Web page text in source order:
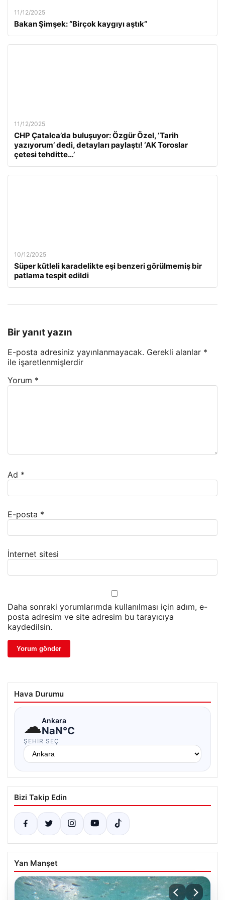
11/12/2025
Bakan Şimşek: “Birçok kaygıyı aştık”
11/12/2025
CHP Çatalca’da buluşuyor: Özgür Özel, ‘Tarih
yazıyorum’ dedi, detayları paylaştı! ‘AK Toroslar
çetesi tehditte…’
10/12/2025
Süper kütleli karadelikte eşi benzeri görülmemiş bir
patlama tespit edildi
Bir yanıt yazın
E-posta adresiniz yayınlanmayacak. Gerekli alanlar *
ile işaretlenmişlerdir
Yorum *
Ad *
E-posta *
İnternet sitesi
Daha sonraki yorumlarımda kullanılması için adım, e-
posta adresim ve site adresim bu tarayıcıya
kaydedilsin.
Hava Durumu
☁Ankara
NaN°C
ŞEHIR SEÇ
Bizi Takip Edin
Yan Manşet